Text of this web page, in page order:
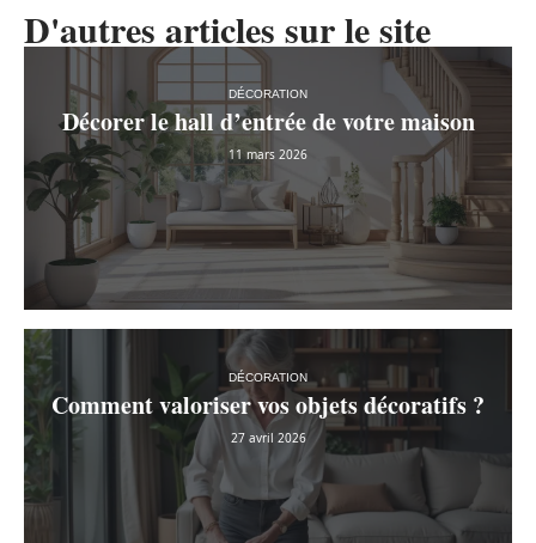
D'autres articles sur le site
DÉCORATION
Décorer le hall d’entrée de votre maison
11 mars 2026
DÉCORATION
Comment valoriser vos objets décoratifs ?
27 avril 2026